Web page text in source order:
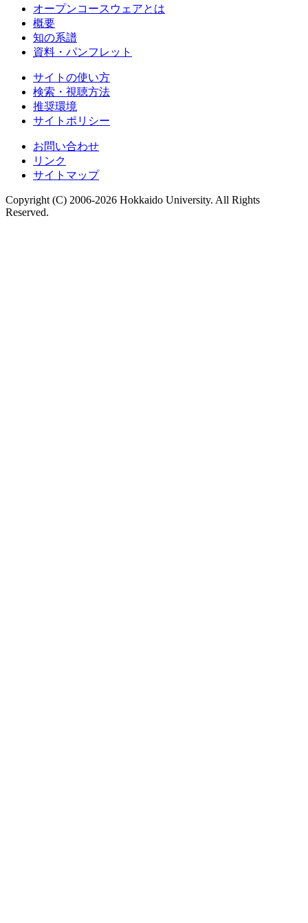
オープンコースウェアとは
概要
知の系譜
資料・パンフレット
サイトの使い方
検索・視聴方法
推奨環境
サイトポリシー
お問い合わせ
リンク
サイトマップ
Copyright (C) 2006-2026 Hokkaido University. All Rights
Reserved.